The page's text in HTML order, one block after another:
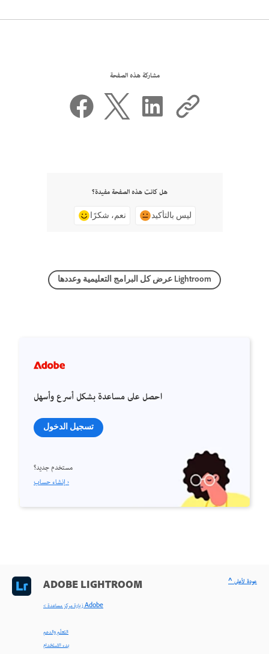
مشاركة هذه الصفحة
هل كانت هذه الصفحة مفيدة؟
نعم، شكرًا ليس بالتأكيد
عرض كل البرامج التعليمية وعددها Lightroom
احصل على مساعدة بشكل أسرع وأسهل
تسجيل الدخول
مستخدم جديد؟
إنشاء حساب ›
ADOBE LIGHTROOM
< زيارة مركز مساعدة Adobe
التعلّم والدعم
بدء الاستخدام
^ عودة لأعلى